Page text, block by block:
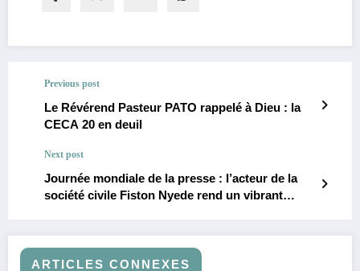
Previous post
Le Révérend Pasteur PATO rappelé à Dieu : la
CECA 20 en deuil
Next post
Journée mondiale de la presse : l’acteur de la
société civile Fiston Nyede rend un vibrant
ARTICLES CONNEXES